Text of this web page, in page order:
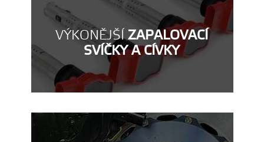
VÝKONĚJŠÍZAPALOVACÍ
SVÍČKY A CÍVKY